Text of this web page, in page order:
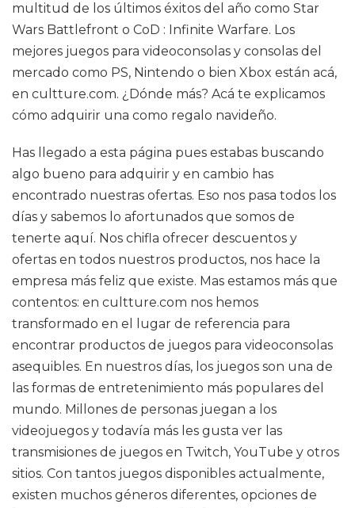
multitud de los últimos éxitos del año como Star
Wars Battlefront o CoD : Infinite Warfare. Los
mejores juegos para videoconsolas y consolas del
mercado como PS, Nintendo o bien Xbox están acá,
en cultture.com. ¿Dónde más? Acá te explicamos
cómo adquirir una como regalo navideño.
Has llegado a esta página pues estabas buscando
algo bueno para adquirir y en cambio has
encontrado nuestras ofertas. Eso nos pasa todos los
días y sabemos lo afortunados que somos de
tenerte aquí. Nos chifla ofrecer descuentos y
ofertas en todos nuestros productos, nos hace la
empresa más feliz que existe. Mas estamos más que
contentos: en cultture.com nos hemos
transformado en el lugar de referencia para
encontrar productos de juegos para videoconsolas
asequibles. En nuestros días, los juegos son una de
las formas de entretenimiento más populares del
mundo. Millones de personas juegan a los
videojuegos y todavía más les gusta ver las
transmisiones de juegos en Twitch, YouTube y otros
sitios. Con tantos juegos disponibles actualmente,
existen muchos géneros diferentes, opciones de